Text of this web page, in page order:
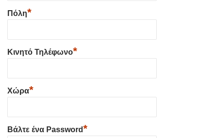
Πόλη*
Κινητό Τηλέφωνο*
Χώρα*
Βάλτε ένα Password*